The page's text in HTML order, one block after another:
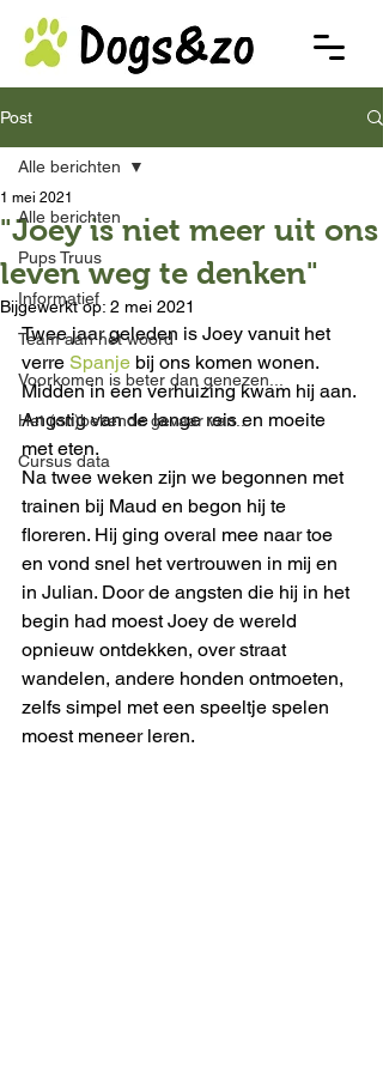
Post
Alle berichten
Pups Truus
Informatief
Team aan het woord
Voorkomen is beter dan genezen...
Het (on)bekende gevaar van...
Cursus data
Alle berichten
"Joey is niet meer uit ons
leven weg te denken"
1 mei 2021
Bijgewerkt op: 2 mei 2021
Twee jaar geleden is Joey vanuit het
verre Spanje bij ons komen wonen.
Midden in een verhuizing kwam hij aan.
Angstig van de lange reis en moeite
met eten.
Na twee weken zijn we begonnen met
trainen bij Maud en begon hij te
floreren. Hij ging overal mee naar toe
en vond snel het vertrouwen in mij en
in Julian. Door de angsten die hij in het
begin had moest Joey de wereld
opnieuw ontdekken, over straat
wandelen, andere honden ontmoeten,
zelfs simpel met een speeltje spelen
moest meneer leren.